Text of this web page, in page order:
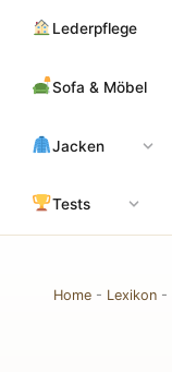
Inhalt
Lederpflege
Sofa & Möbel
Jacken
Tests
Home- Lexikon-